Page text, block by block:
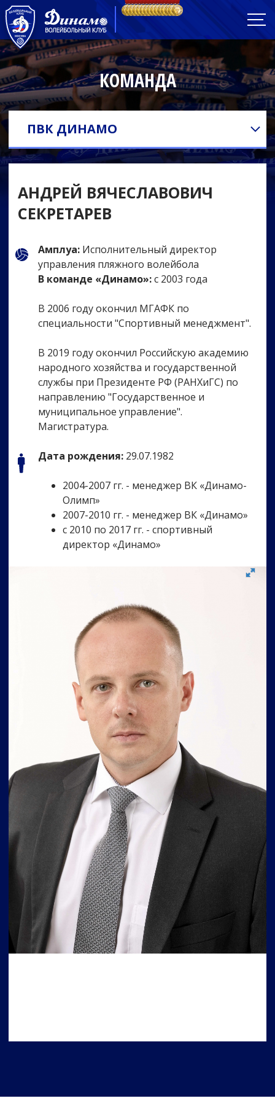
КОМАНДА
ПВК ДИНАМО
АНДРЕЙ ВЯЧЕСЛАВОВИЧ
СЕКРЕТАРЕВ
Амплуа: Исполнительный директор
управления пляжного волейбола
В команде «Динамо»:с 2003 года
В 2006 году окончил МГАФК по
специальности "Спортивный менеджмент".
В 2019 году окончил Российскую академию
народного хозяйства и государственной
службы при Президенте РФ (РАНХиГС) по
направлению "Государственное и
муниципальное управление".
Магистратура.
Дата рождения: 29.07.1982
2004-2007 гг. - менеджер ВК «Динамо-
Олимп»
2007-2010 гг. - менеджер ВК «Динамо»
с 2010 по 2017 гг. - спортивный
директор «Динамо»